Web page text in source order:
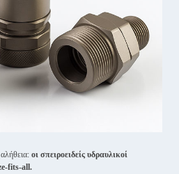
οι σπειροειδείς υδραυλικοί
fits-all.